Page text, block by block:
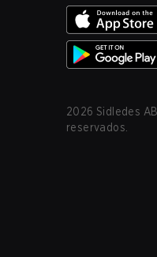
2026 Sidledes
reservados.